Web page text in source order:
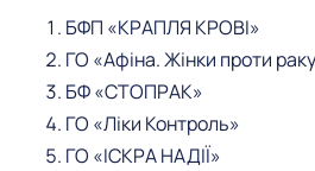
БФП «КРАПЛЯ КРОВІ»
ГО «Афіна. Жінки проти
БФ «СТОПРАК»
ГО «Ліки Контроль»
ГО «ІСКРА НАДІЇ»